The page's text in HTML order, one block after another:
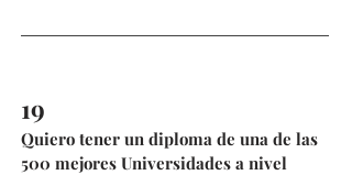
19
Quiero tener un diploma de una de las
500 mejores Universidades a nivel